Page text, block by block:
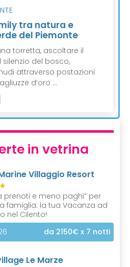
tra natura e
del Piemonte
torretta, ascoltare il
del bosco,
attraverso postazioni
d’oro ...
in vetrina
Villaggio Resort
prenoti e meno paghi” per
famiglia: la tua Vacanza ad
nel Cilento!
da 2150€ x 7 notti
Le Marze